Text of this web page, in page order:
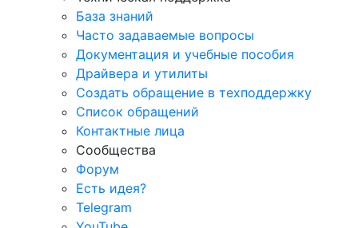
База знаний
Часто задаваемые вопросы
Документация и учебные пособия
Драйвера и утилиты
Создать обращение в техподдержку
Список обращений
Контактные лица
Сообщества
Форум
Есть идея?
Telegram